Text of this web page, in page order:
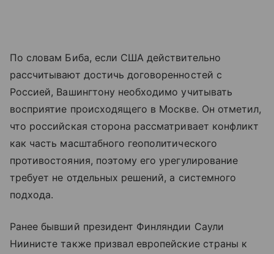
По словам Биба, если США действительно
рассчитывают достичь договоренностей с
Россией, Вашингтону необходимо учитывать
восприятие происходящего в Москве. Он отметил,
что российская сторона рассматривает конфликт
как часть масштабного геополитического
противостояния, поэтому его урегулирование
требует не отдельных решений, а системного
подхода.
Ранее бывший президент Финляндии Саули
Ниинисте также призвал европейские страны к